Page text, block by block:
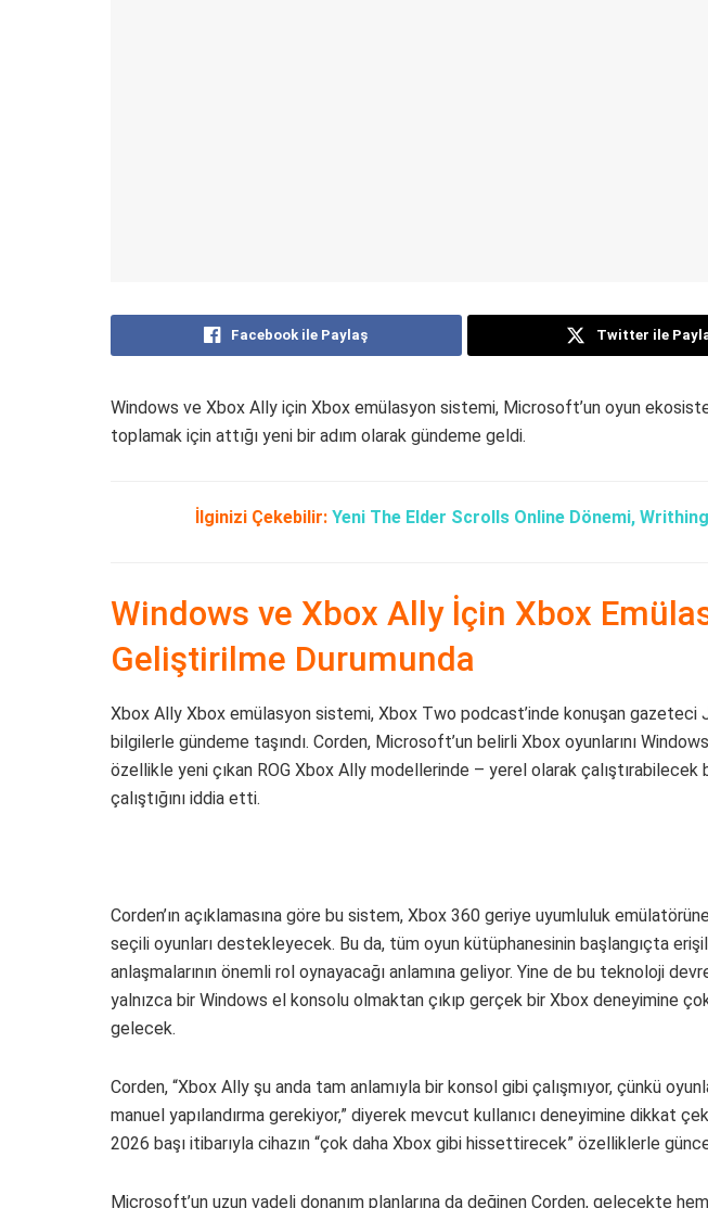
Facebook ile Paylaş Twitter ile
Windows ve Xbox Ally için Xbox emülasyon sistemi, Microsoft’un oyun
toplamak için attığı yeni bir adım olarak gündeme geldi.
İlginizi Çekebilir: Yeni The Elder Scrolls Online Dönemi,
Windows ve Xbox Ally İçin Xbox
Geliştirilme Durumunda
Xbox Ally Xbox emülasyon sistemi, Xbox Two podcast’inde konuşan gazeteci
bilgilerle gündeme taşındı. Corden, Microsoft’un belirli Xbox oyunlarını
özellikle yeni çıkan ROG Xbox Ally modellerinde – yerel olarak çalıştırabilecek
çalıştığını iddia etti.
Corden’ın açıklamasına göre bu sistem, Xbox 360 geriye uyumluluk
seçili oyunları destekleyecek. Bu da, tüm oyun kütüphanesinin başlangıçta
anlaşmalarının önemli rol oynayacağı anlamına geliyor. Yine de bu teknoloji
yalnızca bir Windows el konsolu olmaktan çıkıp gerçek bir Xbox deneyimine
gelecek.
Corden, “Xbox Ally şu anda tam anlamıyla bir konsol gibi çalışmıyor, çünkü
manuel yapılandırma gerekiyor,” diyerek mevcut kullanıcı deneyimine dikkat
2026 başı itibarıyla cihazın “çok daha Xbox gibi hissettirecek” özelliklerle
Microsoft’un uzun vadeli donanım planlarına da değinen Corden, gelecekte